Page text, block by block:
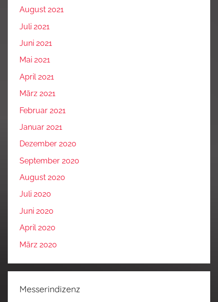
August 2021
Juli 2021
Juni 2021
Mai 2021
April 2021
März 2021
Februar 2021
Januar 2021
Dezember 2020
September 2020
August 2020
Juli 2020
Juni 2020
April 2020
März 2020
Messerindizenz